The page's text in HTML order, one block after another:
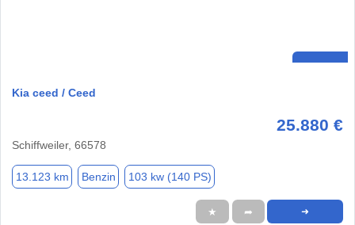
Kia ceed / Ceed
25.880 €
Schiffweiler, 66578
13.123 km Benzin 103 kw (140 PS)
★ ➦ ➜